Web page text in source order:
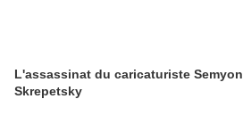
L'assassinat du caricaturiste Semyon
Skrepetsky